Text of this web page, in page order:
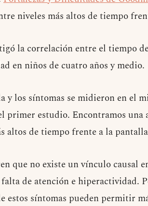
niveles más altos de tiempo
la correlación entre el tiempo
en niños de cuatro años y medio.
y los síntomas se midieron en el
primer estudio. Encontramos una
altos de tiempo frente a la
que no existe un vínculo causal
de atención e hiperactividad.
estos síntomas pueden permitir